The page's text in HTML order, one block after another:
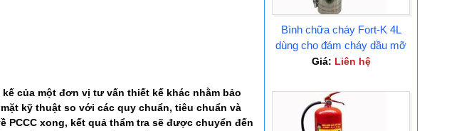
của một đơn vị tư vấn thiết kế khác nhằm bảo
kỹ thuật so với các quy chuẩn, tiêu chuẩn và
PCCC xong, kết quả thẩm tra sẽ được chuyển đến
Bình chữa cháy Fort-K 4L
dùng cho đám cháy dầu mỡ
Tại Bình Dương
Giá: Liên hệ